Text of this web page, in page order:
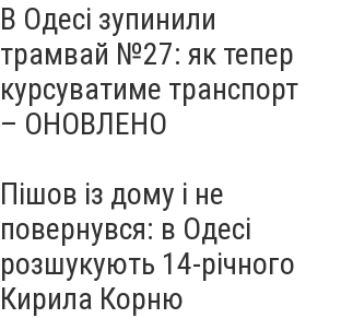
В Одесі зупинили
трамвай №27: як тепер
курсуватиме транспорт
– ОНОВЛЕНО
Пішов із дому і не
повернувся: в Одесі
розшукують 14-річного
Кирила Корню